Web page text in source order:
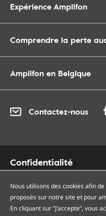
Expérience Amplifon
Comprendre la perte
Amplifon en Belgique
Contactez-nous
Confidentialité
Accessibilité
Plan du site
Nous utilisons des cookies afin
proposés sur notre site et pour
En cliquant sur ”J’accepte”, vous